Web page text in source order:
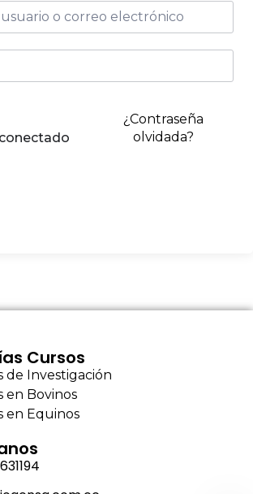
¿Contraseña
olvidada?
Cursos
de Investigación
en Bovinos
en Equinos
Curso Teórico-Práctico de
de Ecografía Reproductiva
Araujo de Pelileo